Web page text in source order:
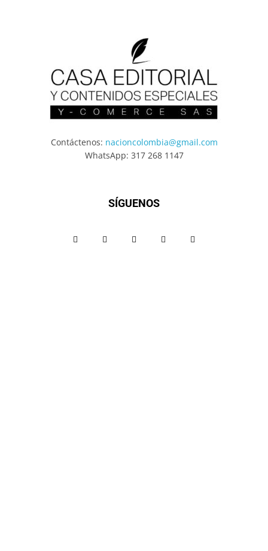
Contáctenos: nacioncolombia@gmail.com
WhatsApp: 317 268 1147
SÍGUENOS